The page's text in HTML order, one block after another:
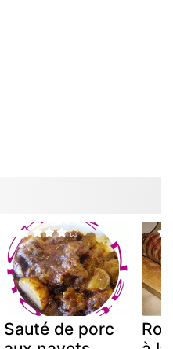
Sauté de porc